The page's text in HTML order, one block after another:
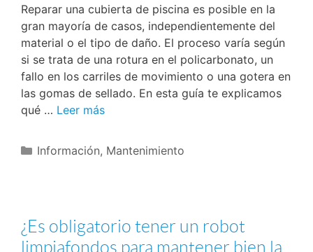
Reparar una cubierta de piscina es posible en la
gran mayoría de casos, independientemente del
material o el tipo de daño. El proceso varía según
si se trata de una rotura en el policarbonato, un
fallo en los carriles de movimiento o una gotera en
las gomas de sellado. En esta guía te explicamos
qué … Leer más
Información, Mantenimiento
¿Es obligatorio tener un robot
limpiafondos para mantener bien la